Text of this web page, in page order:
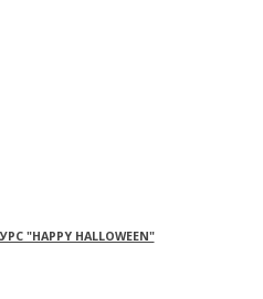
"HAPPY HALLOWEEN"